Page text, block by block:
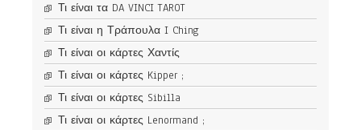
Τι είναι τα DA VINCI TAROT
Τι είναι η Τράπουλα I Ching
Τι είναι οι κάρτες Χαντίς
Τι είναι οι κάρτες Kipper ;
Τι είναι οι κάρτες Sibilla
Τι είναι οι κάρτες Lenormand ;